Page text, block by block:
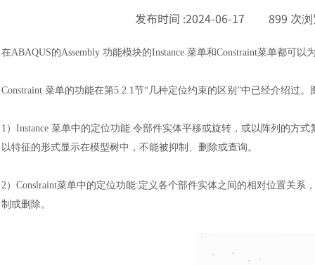
发布时间 :2024-06-17 899 次
在ABAQUS的Assembly 功能模块的Instance 菜单和Constraint菜单都可
Constraint 菜单的功能在第5.2.1节“几种定位约束的区别”中已经介绍过
1） Instance 菜单中的定位功能:令部件实体平移或旋转，或以阵列的方
以特征的形式显示在模型树中，不能被抑制、删除或查询。
2） Conslraint菜单中的定位功能:定义各个部件实体之间的相对位置关系
制或删除。